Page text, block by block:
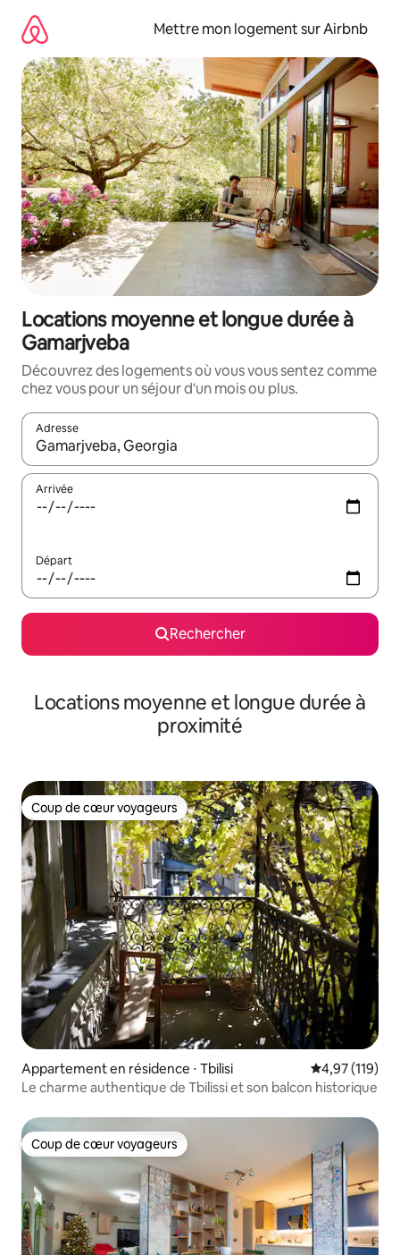
directement
contenu
Mettre mon logement sur Airbnb
Locations moyenne et longue durée à
Gamarjveba
Découvrez des logements où vous vous sentez comme
chez vous pour un séjour d'un mois ou plus.
Adresse
Lorsque les résultats s'affichent, utilisez les flèches vers le
Arrivée
Départ
Rechercher
Locations moyenne et longue durée à
proximité
Coup de cœur voyageurs
Coup de cœur voyageurs
Appartement en résidence ⋅ Tbilisi Évaluation
4,97 (119)
Le charme authentique de Tbilissi et son balcon historique
Coup de cœur voyageurs
Coup de cœur voyageurs